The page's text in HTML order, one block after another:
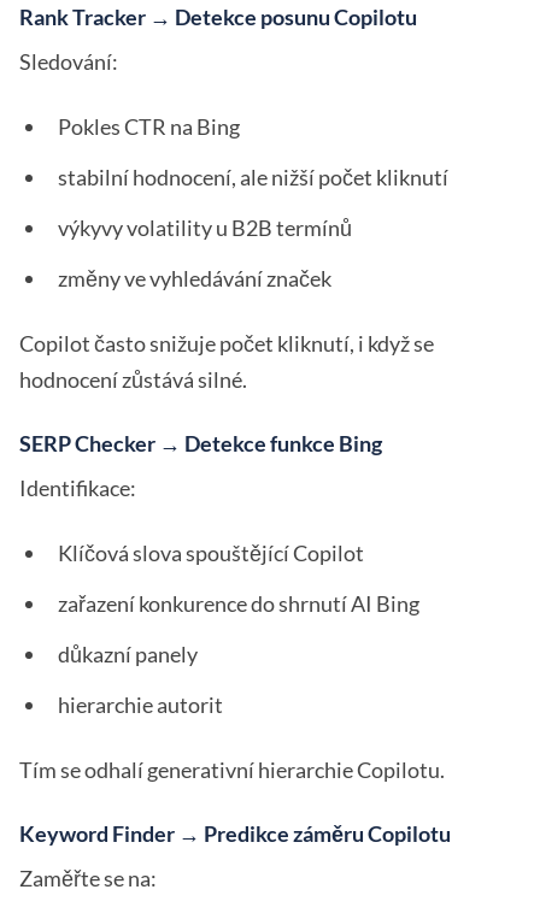
Rank Tracker → Detekce posunu Copilotu
Sledování:
Pokles CTR na Bing
stabilní hodnocení, ale nižší počet kliknutí
výkyvy volatility u B2B termínů
změny ve vyhledávání značek
Copilot často snižuje počet kliknutí, i když se
hodnocení zůstává silné.
SERP Checker → Detekce funkce Bing
Identifikace:
Klíčová slova spouštějící Copilot
zařazení konkurence do shrnutí AI Bing
důkazní panely
hierarchie autorit
Tím se odhalí generativní hierarchie Copilotu.
Keyword Finder → Predikce záměru Copilotu
Zaměřte se na: